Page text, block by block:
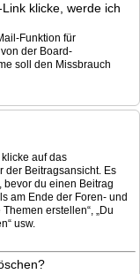
klicke, werde ich
Funktion für
der Board-
soll den Missbrauch
auf das
der Beitragsansicht. Es
bevor du einen Beitrag
am Ende der Foren- und
erstellen“, „Du
usw.